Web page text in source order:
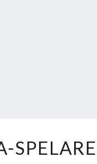
NBA-